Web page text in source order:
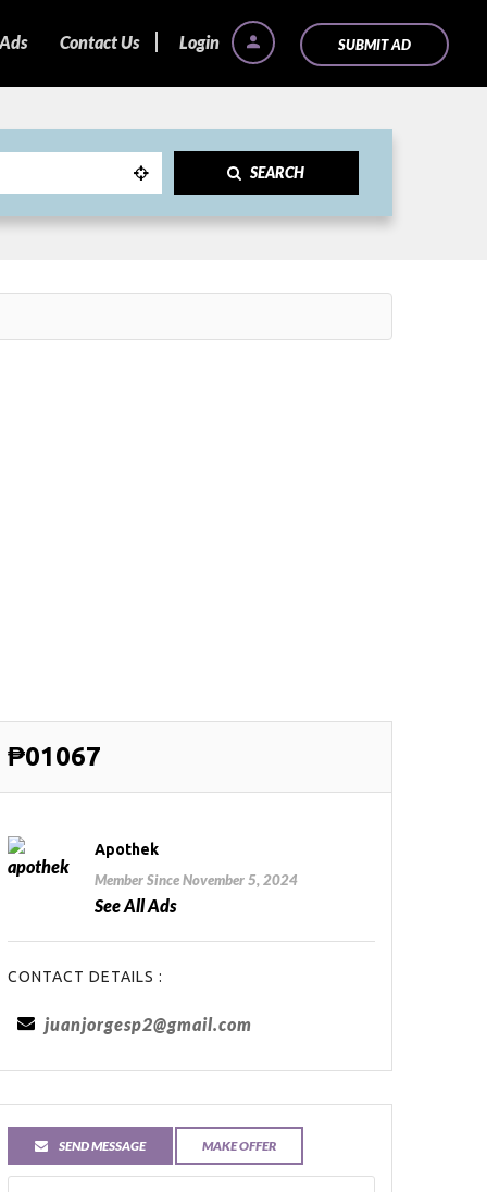
Login SUBMIT AD
Contact Us
SEARCH
₱01067
Apothek
Member Since November 5, 2024
See All Ads
CONTACT DETAILS :
juanjorgesp2@gmail.com
SEND MESSAGE MAKE OFFER